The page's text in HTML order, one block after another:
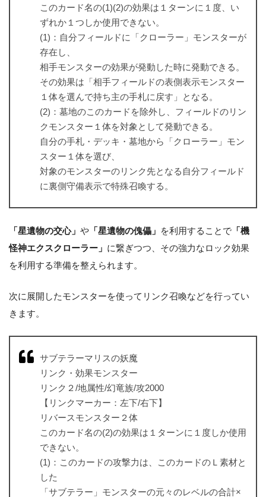
このカード名の(1)(2)の効果は１ターンに１度、い
ずれか１つしか使用できない。
(1)：自分フィールドに「クローラー」モンスターが
存在し、
相手モンスターの効果が発動した時に発動できる。
その効果は「相手フィールドの表側表示モンスター
１体を選んで持ち主の手札に戻す」となる。
(2)：墓地のこのカードを除外し、フィールドのリン
クモンスター１体を対象として発動できる。
自分の手札・デッキ・墓地から「クローラー」モン
スター１体を選び、
対象のモンスターのリンク先となる自分フィールド
に裏側守備表示で特殊召喚する。
「星遺物の交心」 や 「星遺物の傀儡」 を利用することで 「機
怪神エクスクローラー」 に繋ぎつつ、その強力なロック効果
を利用する準備を整えられます。
次に展開したモンスターを使ってリンク召喚などを行ってい
きます。
サブテラーマリスの妖魔
リンク・効果モンスター
リンク２/地属性/幻竜族/攻2000
【リンクマーカー：左下/右下】
リバースモンスター２体
このカード名の(2)の効果は１ターンに１度しか使用
できない。
(1)：このカードの攻撃力は、このカードのＬ素材と
した
「サブテラー」モンスターの元々のレベルの合計×